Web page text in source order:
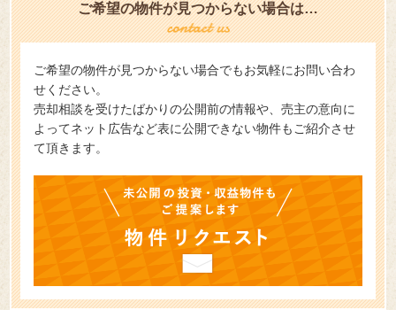
ご希望の物件が見つからない場合は…
ご希望の物件が見つからない場合でもお気軽にお問い合わ
せください。
売却相談を受けたばかりの公開前の情報や、売主の意向に
よってネット広告など表に公開できない物件もご紹介させ
て頂きます。